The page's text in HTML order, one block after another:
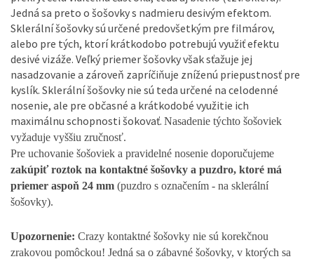
Jedná sa preto o šošovky s nadmieru desivým efektom.
Sklerální šošovky sú určené predovšetkým pre filmárov,
alebo pre tých, ktorí krátkodobo potrebujú využiť efektu
desivé vizáže. Veľký priemer šošovky však sťažuje jej
nasadzovanie a zároveň zapríčiňuje zníženú priepustnosť pre
kyslík. Sklerální šošovky nie sú teda určené na celodenné
nosenie, ale pre občasné a krátkodobé využitie ich
maximálnu schopnosti šokovať. Nasadenie týchto šošoviek
vyžaduje vyššiu zručnosť.
Pre uchovanie šošoviek a pravidelné nosenie doporučujeme
zakúpiť roztok na kontaktné šošovky a puzdro, ktoré má
priemer aspoň 24 mm (puzdro s označením - na sklerální
šošovky).
Upozornenie: Crazy kontaktné šošovky nie sú korekčnou
zrakovou pomôckou! Jedná sa o zábavné šošovky, v ktorých sa